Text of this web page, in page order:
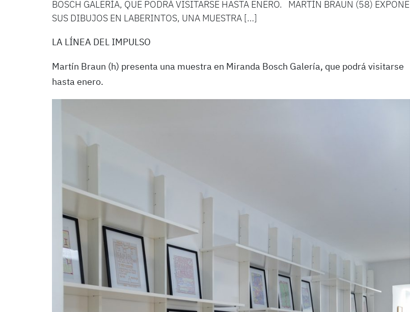
BOSCH GALERÍA, QUE PODRÁ VISITARSE HASTA ENERO. MARTÍN BRAUN (58) EXPONE
SUS DIBUJOS EN LABERINTOS, UNA MUESTRA […]
LA LÍNEA DEL IMPULSO
Martín Braun (h) presenta una muestra en Miranda Bosch Galería, que podrá visitarse
hasta enero.